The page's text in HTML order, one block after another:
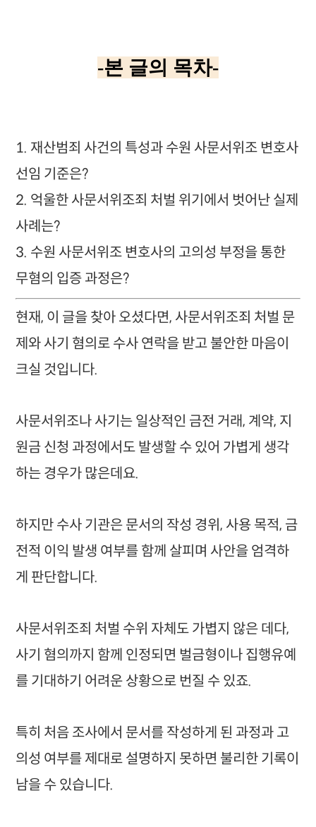
-본 글의 목차-
1. 재산범죄 사건의 특성과 수원 사문서위조 변호사
선임 기준은?
2. 억울한 사문서위조죄 처벌 위기에서 벗어난 실제
사례는?
3. 수원 사문서위조 변호사의 고의성 부정을 통한
무혐의 입증 과정은?
현재, 이 글을 찾아 오셨다면, 사문서위조죄 처벌 문
제와 사기 혐의로 수사 연락을 받고 불안한 마음이
크실 것입니다.
사문서위조나 사기는 일상적인 금전 거래, 계약, 지
원금 신청 과정에서도 발생할 수 있어 가볍게 생각
하는 경우가 많은데요.
하지만 수사 기관은 문서의 작성 경위, 사용 목적, 금
전적 이익 발생 여부를 함께 살피며 사안을 엄격하
게 판단합니다.
사문서위조죄 처벌 수위 자체도 가볍지 않은 데다,
사기 혐의까지 함께 인정되면 벌금형이나 집행유예
를 기대하기 어려운 상황으로 번질 수 있죠.
특히 처음 조사에서 문서를 작성하게 된 과정과 고
의성 여부를 제대로 설명하지 못하면 불리한 기록이
남을 수 있습니다.